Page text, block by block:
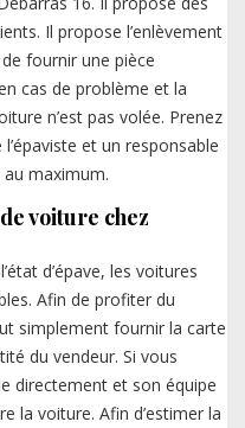
Il propose l’enlèvement
fournir une pièce
cas de problème et la
n’est pas volée. Prenez
et un responsable
maximum.
voiture chez
d’épave, les voitures
Afin de profiter du
simplement fournir la carte
du vendeur. Si vous
directement et son équipe
la voiture. Afin d’estimer la